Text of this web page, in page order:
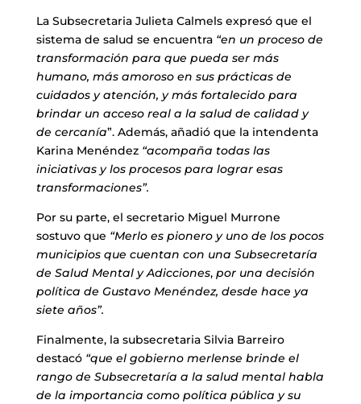
La Subsecretaria Julieta Calmels expresó que el
sistema de salud se encuentra “en un proceso de
transformación para que pueda ser más
humano, más amoroso en sus prácticas de
cuidados y atención, y más fortalecido para
brindar un acceso real a la salud de calidad y
de cercanía”. Además, añadió que la intendenta
Karina Menéndez “acompaña todas las
iniciativas y los procesos para lograr esas
transformaciones”.
Por su parte, el secretario Miguel Murrone
sostuvo que “Merlo es pionero y uno de los pocos
municipios que cuentan con una Subsecretaría
de Salud Mental y Adicciones, por una decisión
política de Gustavo Menéndez, desde hace ya
siete años”.
Finalmente, la subsecretaria Silvia Barreiro
destacó “que el gobierno merlense brinde el
rango de Subsecretaría a la salud mental habla
de la importancia como política pública y su